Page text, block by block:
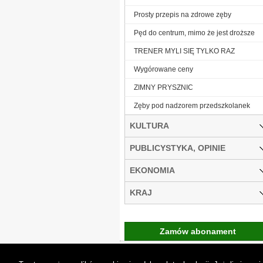
Prosty przepis na zdrowe zęby
Pęd do centrum, mimo że jest droższe
TRENER MYLI SIĘ TYLKO RAZ
Wygórowane ceny
ZIMNY PRYSZNIC
Zęby pod nadzorem przedszkolanek
KULTURA
PUBLICYSTYKA, OPINIE
EKONOMIA
KRAJ
Zamów abonament